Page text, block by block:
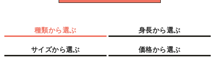
種類から選ぶ 身長から選ぶ
サイズから選ぶ 価格から選ぶ